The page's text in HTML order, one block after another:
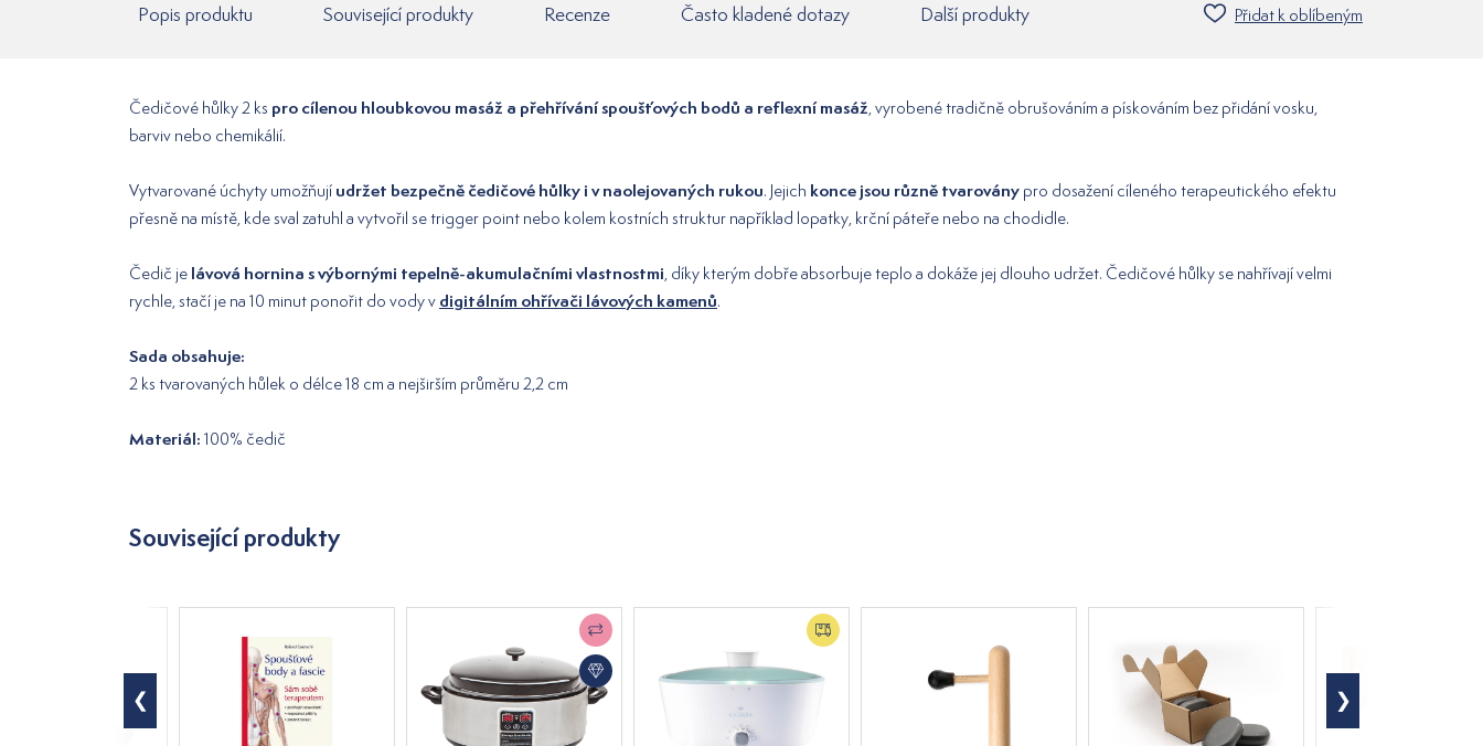
Popis produktu Související produkty Recenze Často kladené dotazy Další produkty Přidat k oblíbeným
Čedičové hůlky 2 ks pro cílenou hloubkovou masáž a přehřívání spoušťových bodů a reflexní masáž, vyrobené tradičně obrušováním a pískováním bez přidání vosku,
barviv nebo chemikálií.
Vytvarované úchyty umožňují udržet bezpečně čedičové hůlky i v naolejovaných rukou. Jejich konce jsou různě tvarovány pro dosažení cíleného terapeutického efektu
přesně na místě, kde sval zatuhl a vytvořil se trigger point nebo kolem kostních struktur například lopatky, krční páteře nebo na chodidle.
Čedič je lávová hornina s výbornými tepelně-akumulačními vlastnostmi, díky kterým dobře absorbuje teplo a dokáže jej dlouho udržet. Čedičové hůlky se nahřívají velmi
rychle, stačí je na 10 minut ponořit do vody v digitálním ohřívači lávových kamenů.
Sada obsahuje:
2 ks tvarovaných hůlek o délce 18 cm a nejširším průměru 2,2 cm
Materiál: 100% čedič
Související produkty